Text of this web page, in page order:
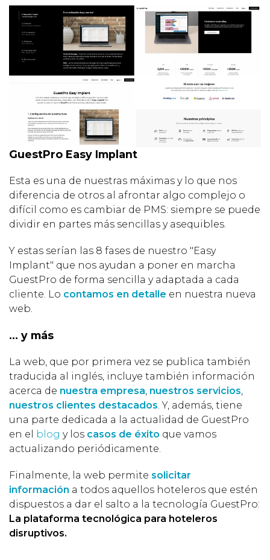
GuestPro Easy Implant
Esta es una de nuestras máximas y lo que nos
diferencia de otros al afrontar algo complejo o
difícil como es cambiar de PMS: siempre se puede
dividir en partes más sencillas y asequibles.
Y estas serían las 8 fases de nuestro "Easy
Implant" que nos ayudan a poner en marcha
GuestPro de forma sencilla y adaptada a cada
cliente. Lo contamos en detalle en nuestra nueva
web.
… y más
La web, que por primera vez se publica también
traducida al inglés, incluye también información
acerca de nuestra empresa, nuestros servicios,
nuestros clientes destacados. Y, además, tiene
una parte dedicada a la actualidad de GuestPro
en el
blog y los casos de éxito que vamos
actualizando periódicamente.
Finalmente, la web permite solicitar
información a todos aquellos hoteleros que estén
dispuestos a dar el salto a la tecnología GuestPro:
La plataforma tecnológica para hoteleros
disruptivos.